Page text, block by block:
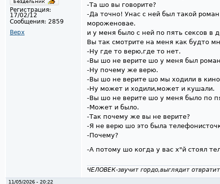
Регистрация:
17/02/12
Сообщения: 2859
Верх
-Та шо вы говорите?
-Да точно! Унас с ней был такой
мороженовае.
и у меня было с ней по пять сексов в
Вы так смотрите на меня как будто
-Ну где то верю,где то нет.
-Вы шо не верите шо у меня был
-Ну почему же верю.
-Вы шо не верите шо мы ходили в
-Ну может и ходили,может и кушали.
-Вы шо не верите шо у меня было по
-Может и было.
-Так почему же вы не верите?
-Я не верю шо это была
-Почему?
-А потому шо когда у вас х"й стоял
ЧЕЛОВЕК-звучит гордо,выглядит
11/05/2026 - 20:22